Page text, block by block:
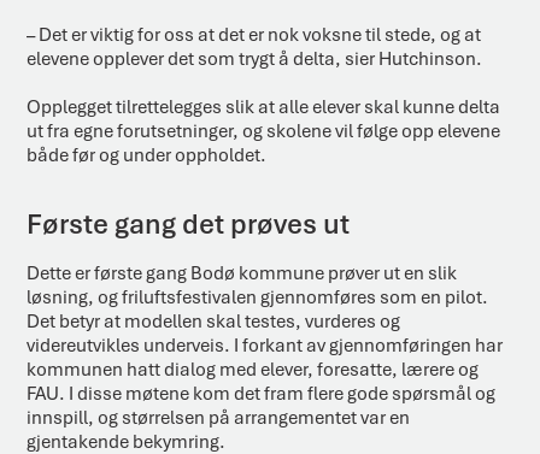
– Det er viktig for oss at det er nok voksne til stede, og at
elevene opplever det som trygt å delta, sier Hutchinson.
Opplegget tilrettelegges slik at alle elever skal kunne delta
ut fra egne forutsetninger, og skolene vil følge opp elevene
både før og under oppholdet.
Første gang det prøves ut
Dette er første gang Bodø kommune prøver ut en slik
løsning, og friluftsfestivalen gjennomføres som en pilot.
Det betyr at modellen skal testes, vurderes og
videreutvikles underveis. I forkant av gjennomføringen har
kommunen hatt dialog med elever, foresatte, lærere og
FAU. I disse møtene kom det fram flere gode spørsmål og
innspill, og størrelsen på arrangementet var en
gjentakende bekymring.